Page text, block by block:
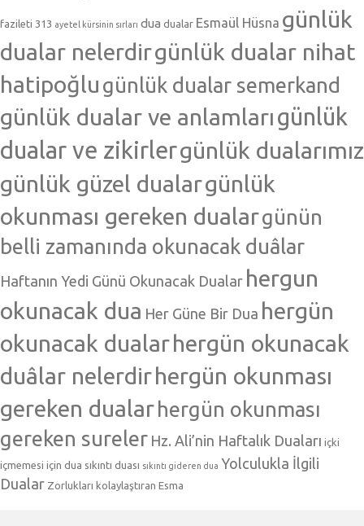
fazileti 313 ayetel kürsinin sırları dua dualar Esmaül Hüsna günlük
dualar nelerdirgünlük dualar nihat
hatipoğlu günlük dualar semerkand
günlük dualar ve anlamlarıgünlük
dualar ve zikirlergünlük dualarımız
günlük güzel dualargünlük
okunması gereken dualargünün
belli zamanında okunacak duâlar
Haftanın Yedi Günü Okunacak Dualar hergun
okunacak dua Her Güne Bir Dua hergün
okunacak dualarhergün okunacak
duâlar nelerdirhergün okunması
gereken dualar hergün okunması
gereken sureler Hz. Ali’nin Haftalık Duaları içki
içmemesi için dua sıkıntı duası sıkıntı gideren dua Yolculukla İlgili
Dualar Zorlukları kolaylaştıran Esma